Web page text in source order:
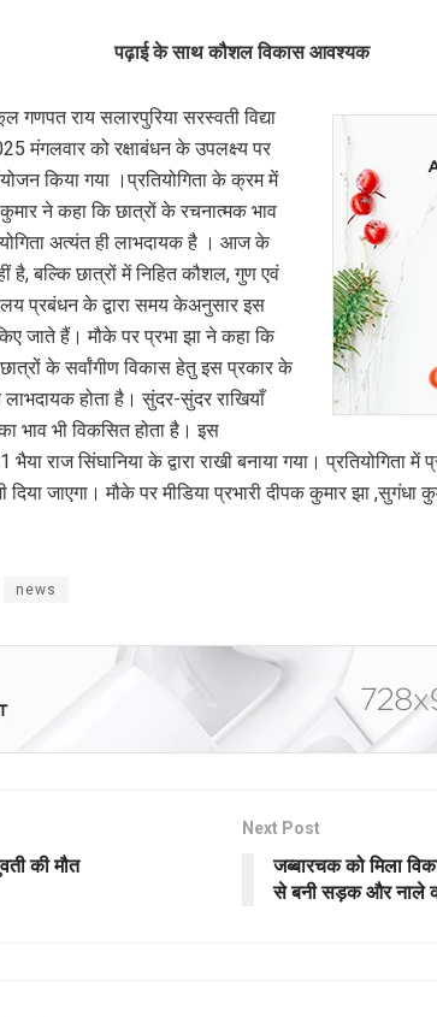
पढ़ाई के साथ कौशल विकास आवश्यक
राय सलारपुरिया सरस्वती विद्या
मंगलवार को रक्षाबंधन के उपलक्ष्य पर
किया गया ।प्रतियोगिता के क्रम में
ने कहा कि छात्रों के रचनात्मक भाव
अत्यंत ही लाभदायक है । आज के
है, बल्कि छात्रों में निहित कौशल, गुण एवं
प्रबंधन के द्वारा समय केअनुसार इस
जाते हैं। मौके पर प्रभा झा ने कहा कि
के सर्वांगीण विकास हेतु इस प्रकार के
होता है। सुंदर-सुंदर राखियाँ
भाव भी विकसित होता है। इस
राज सिंघानिया के द्वारा राखी बनाया गया। प्रतियोगिता में
जाएगा। मौके पर मीडिया प्रभारी दीपक कुमार झा ,सुगंधा
news
की मौत
Next Post
जब्बारचक को मिला
से बनी सड़क और नाले